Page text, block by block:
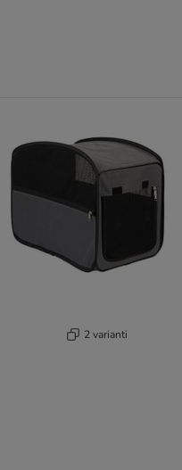
2 varianti